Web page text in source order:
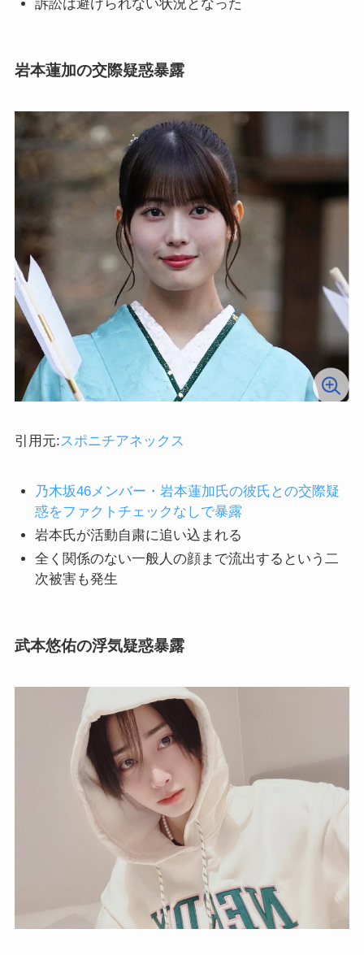
訴訟は避けられない状況となった
岩本蓮加の交際疑惑暴露
引用元:スポニチアネックス
乃木坂46メンバー・岩本蓮加氏の彼氏との交際疑
惑をファクトチェックなしで暴露
岩本氏が活動自粛に追い込まれる
全く関係のない一般人の顔まで流出するという二
次被害も発生
武本悠佑の浮気疑惑暴露